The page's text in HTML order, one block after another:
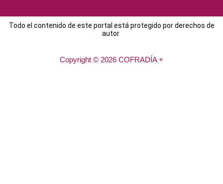
Todo el contenido de este portal está protegido por derechos de
autor
Copyright © 2026 COFRADÍA +